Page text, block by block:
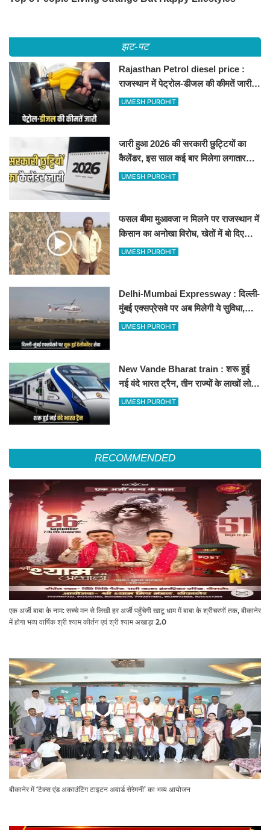
झट-पट
Rajasthan Petrol diesel price :
राजस्थान में पेट्रोल-डीजल की कीमतें जारी,
जानिए बीकानेर समेत पुरे प्रदेश में नए रेट
UMESH PUROHIT
जारी हुआ 2026 की सरकारी छुट्टियों का
कैलेंडर, इस साल कई बार मिलेगा लगातार
अवकाश, देखें
UMESH PUROHIT
फसल बीमा मुआवजा न मिलने पर राजस्थान में
किसान का अनोखा विरोध, खेतों में बो दिए
500-500 रुपए के नोट, वीडियो वायरल
UMESH PUROHIT
Delhi-Mumbai Expressway : दिल्ली-
मुंबई एक्सप्रेसवे पर अब मिलेगी ये सुविधा,
हेलीकॉप्टर सर्विस से तुरंत घायल पहुंचेगा
UMESH PUROHIT
New Vande Bharat train : शरू हुई
नई वंदे भारत ट्रैन, तीन राज्यों के लाखों लोगों
का सफर होगा आसान, देखें पूरा रूटमैप
UMESH PUROHIT
RECOMMENDED
एक अर्जी बाबा के नाम: सच्चे मन से लिखी हर अर्जी पहुँचेगी खाटू धाम में बाबा के श्रीचरणों तक, बीकानेर
में होगा भव्य वार्षिक श्री श्याम कीर्तन एवं श्री श्याम अखाड़ा 2.0
बीकानेर में ‘टैक्स एंड अकाउंटिंग टाइटन अवार्ड सेरेमनी’ का भव्य आयोजन